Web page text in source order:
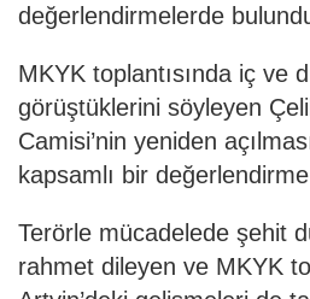
değerlendirmelerde
MKYK toplantısında iç ve
görüştüklerini söyleyen
Camisi’nin yeniden
kapsamlı bir
Terörle mücadelede şehit
rahmet dileyen ve MKYK